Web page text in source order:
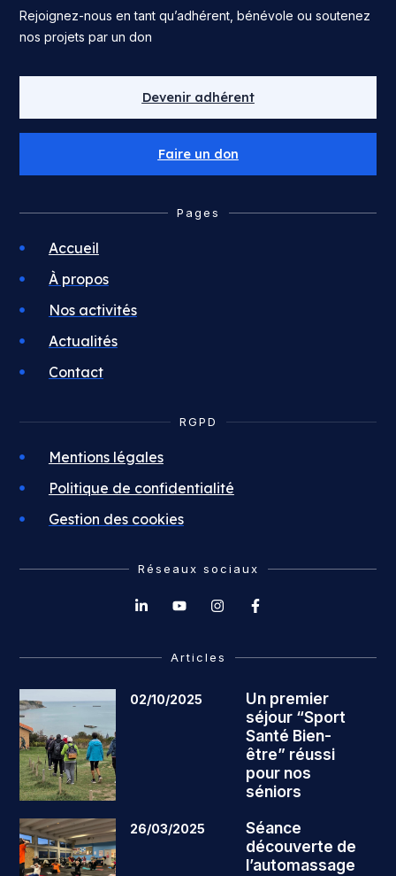
Rejoignez-nous en tant qu’adhérent, bénévole ou soutenez
nos projets par un don
Devenir adhérent
Faire un don
Pages
Accueil
À propos
Nos activités
Actualités
Contact
RGPD
Mentions légales
Politique de confidentialité
Gestion des cookies
Réseaux sociaux
Articles
02/10/2025
Un premier
séjour “Sport
Santé Bien-
être” réussi
pour nos
séniors
26/03/2025
Séance
découverte de
l’automassage